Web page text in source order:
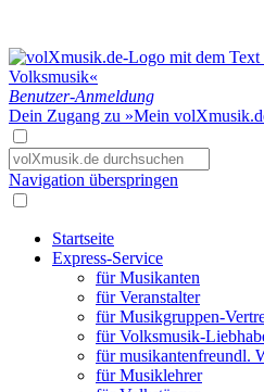
Benutzer-Anmeldung
Dein Zugang zu »Mein
Navigation überspringen
Startseite
Express-Service
für Musikanten
für Veranstalter
für Musikgruppen-
für Volksmusik-
für musikantenfreundl.
für Musiklehrer